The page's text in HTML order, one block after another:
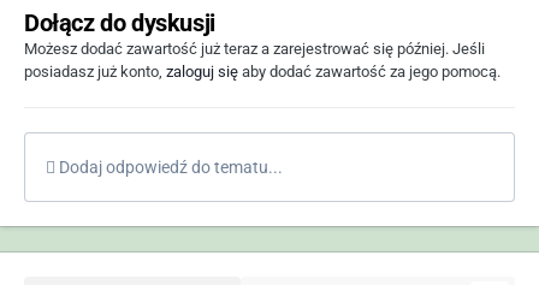
Dołącz do dyskusji
Możesz dodać zawartość już teraz a zarejestrować się później. Jeśli
posiadasz już konto, zaloguj się aby dodać zawartość za jego pomocą.
Dodaj odpowiedź do tematu...